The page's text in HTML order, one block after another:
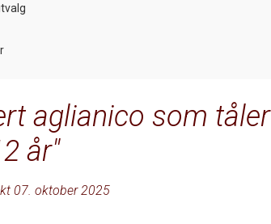
aglianico som tåler
år
07. oktober 2025